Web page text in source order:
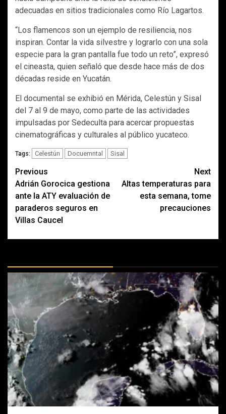
adecuadas en sitios tradicionales como Río Lagartos.
“Los flamencos son un ejemplo de resiliencia, nos
inspiran. Contar la vida silvestre y lograrlo con una sola
especie para la gran pantalla fue todo un reto”, expresó
el cineasta, quien señaló que desde hace más de dos
décadas reside en Yucatán.
El documental se exhibió en Mérida, Celestún y Sisal
del 7 al 9 de mayo, como parte de las actividades
impulsadas por Sedeculta para acercar propuestas
cinematográficas y culturales al público yucateco.
Tags: Celestún Docuemntal Sisal
Post
navigation
Previous
Adrián Gorocica gestiona
ante la ATY evaluación de
paraderos seguros en
Villas Caucel
Next
Altas temperaturas para
esta semana, tome
precauciones